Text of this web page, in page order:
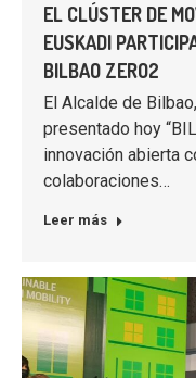
EL CLÚSTER DE
EUSKADI
BILBAO ZERO2
El Alcalde de
presentado hoy
innovación abierta
colaboraciones…
Leer más